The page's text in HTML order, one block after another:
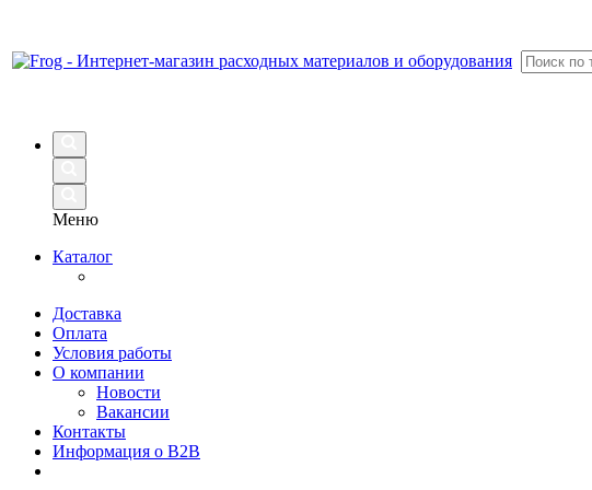
Меню
Каталог
Доставка
Оплата
Условия работы
О компании
Новости
Вакансии
Контакты
Информация о B2B